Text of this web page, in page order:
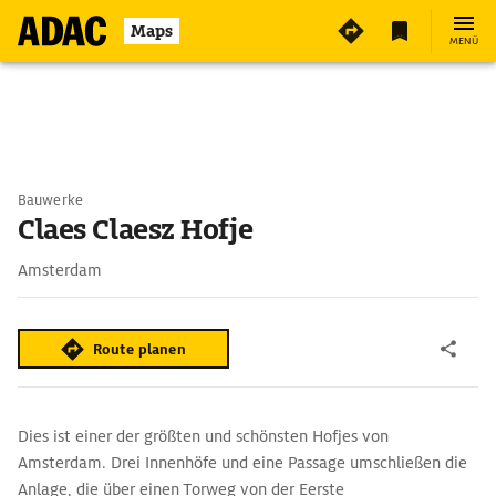
Maps MENÜ
Bauwerke
Claes Claesz Hofje
Amsterdam
Route planen
Dies ist einer der größten und schönsten Hofjes von
Amsterdam. Drei Innenhöfe und eine Passage umschließen die
Anlage, die über einen Torweg von der Eerste